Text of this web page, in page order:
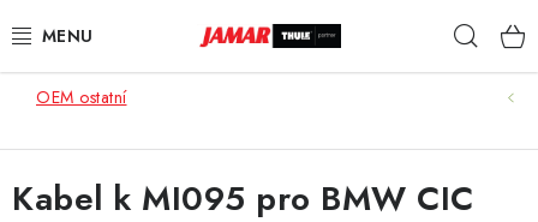
na
STŘEŠNÍ NOSIČE
OEM ostatní
Kabel k MI095 pro BMW CIC